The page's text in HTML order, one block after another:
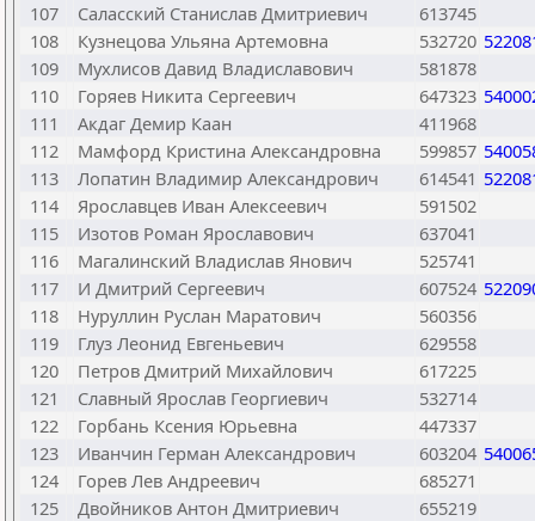
107
Саласский Станислав Дмитриевич
613745
108
Кузнецова Ульяна Артемовна 532720
109
Мухлисов Давид Владиславович
581878
110
Горяев Никита Сергеевич 647323
111
Акдаг Демир Каан
411968
112
Мамфорд Кристина Александровна 599857
113
Лопатин Владимир Александрович 614541
114
Ярославцев Иван Алексеевич
591502
115
Изотов Роман Ярославович
637041
116
Магалинский Владислав Янович
525741
117
И Дмитрий Сергеевич 607524
118
Нуруллин Руслан Маратович
560356
119
Глуз Леонид Евгеньевич
629558
120
Петров Дмитрий Михайлович
617225
121
Славный Ярослав Георгиевич
532714
122
Горбань Ксения Юрьевна
447337
123
Иванчин Герман Александрович 603204
124
Горев Лев Андреевич
685271
125
Двойников Антон Дмитриевич
655219